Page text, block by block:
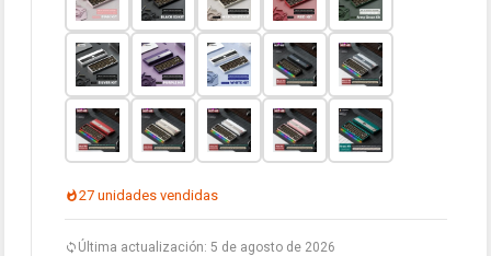
27 unidades vendidas
Última actualización: 5 de agosto de 2026